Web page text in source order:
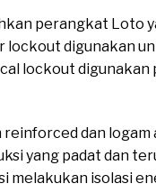
perangkat Loto
lockout digunakan
lockout
dan
yang padat dan
melakukan isolasi